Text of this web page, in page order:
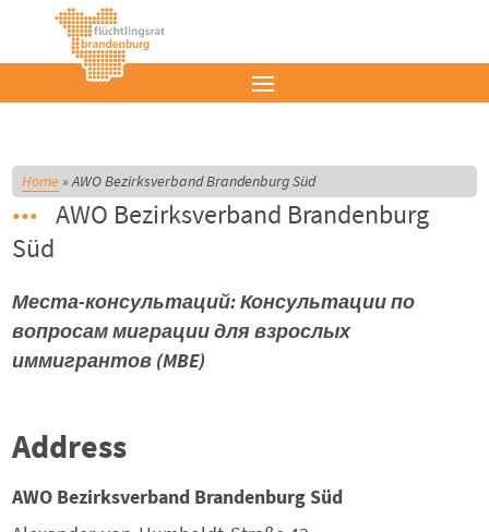
Home»AWO Bezirksverband Brandenburg Süd
AWO Bezirksverband Brandenburg
Süd
Места-консультаций: Консультации по
вопросам миграции для взрослых
иммигрантов (MBE)
Address
AWO Bezirksverband Brandenburg Süd